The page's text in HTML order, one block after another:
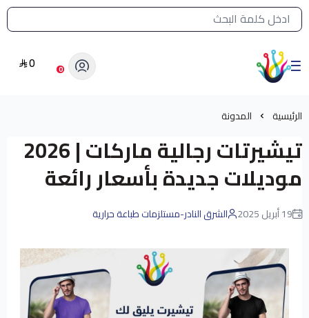
القائمة الرئيسية لمتجر الشرق النادر
الشرق النادر بيع مستلزمات طباعة حرارية 0
0
الرئيسية المدونة
تيشيرتات رجالية ماركات | 2026
موديلات جديدة بأسعار رائعة
19 أبريل 2025 الشرق النادر-مستلزمات طباعة حرارية